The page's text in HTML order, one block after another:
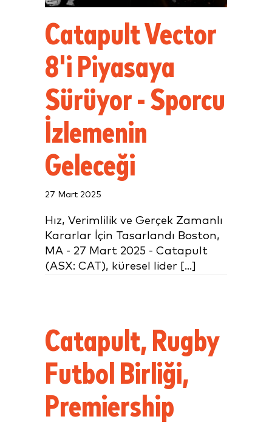
Catapult Vector
8'i Piyasaya
Sürüyor - Sporcu
İzlemenin
Geleceği
27 Mart 2025
Hız, Verimlilik ve Gerçek Zamanlı
Kararlar İçin Tasarlandı Boston,
MA - 27 Mart 2025 - Catapult
(ASX: CAT), küresel lider [...]
Catapult, Rugby
Futbol Birliği,
Premiership